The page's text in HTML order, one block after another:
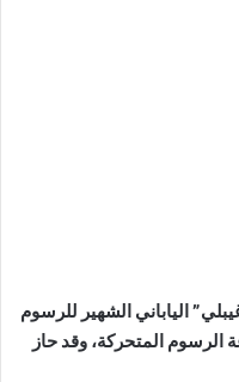
الياباني الشهير للرسوم
الرسوم المتحركة، وقد حاز